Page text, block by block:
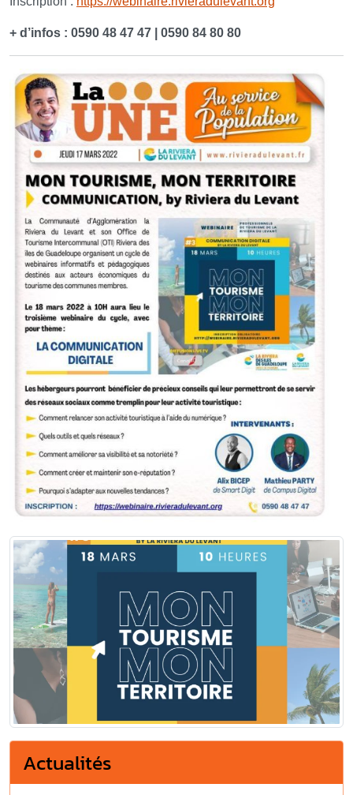
+ d’infos : 0590 48 47 47 | 0590 84 80 80
Actualités